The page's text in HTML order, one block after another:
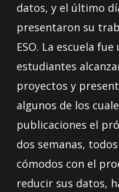
datos, y el último
presentaron su
ESO. La escuela
estudiantes
proyectos y
algunos de los
publicaciones el
dos semanas,
cómodos con el
reducir sus datos,